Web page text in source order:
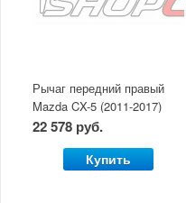
Рычаг передний правый
Mazda CX-5 (2011-2017)
22 578 руб.
Купить